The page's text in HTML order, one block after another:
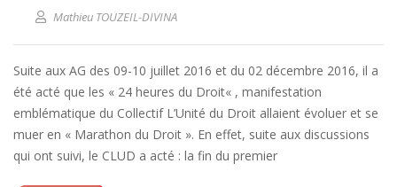
Mathieu TOUZEIL-DIVINA
Suite aux AG des 09-10 juillet 2016 et du 02 décembre 2016, il a
été acté que les « 24 heures du Droit« , manifestation
emblématique du Collectif L’Unité du Droit allaient évoluer et se
muer en « Marathon du Droit ». En effet, suite aux discussions
qui ont suivi, le CLUD a acté : la fin du premier